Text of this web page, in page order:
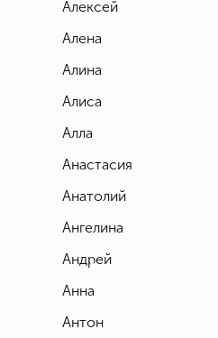
Алексей
Алена
Алина
Алиса
Алла
Анастасия
Анатолий
Ангелина
Андрей
Анна
Антон